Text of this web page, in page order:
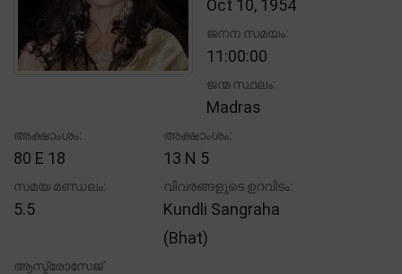
Oct 10, 1954
ജനന സമയം:
11:00:00
ജന്മ സ്ഥലം:
Madras
അക്ഷാംശം:
80 E 18
അക്ഷാംശം:
13 N 5
സമയ മണ്ഡലം:
5.5
വിവരങ്ങളുടെ ഉറവിടം:
Kundli Sangraha
(Bhat)
ആസ്ട്രോസേജ്